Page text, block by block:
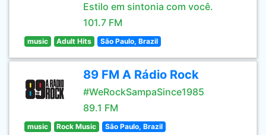
Estilo em sintonia com você.
101.7 FM
music Adult Hits São Paulo, Brazil
89 FM A Rádio Rock
#WeRockSampaSince1985
89.1 FM
music Rock Music São Paulo, Brazil